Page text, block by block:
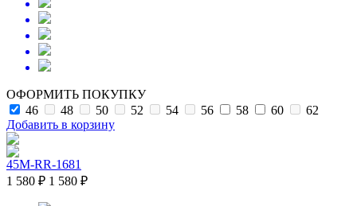
ОФОРМИТЬ ПОКУПКУ
46
48 50 52 54 56 58 60
62
Добавить в корзину
45M-RR-1681
1 580 ₽ 1 580 ₽